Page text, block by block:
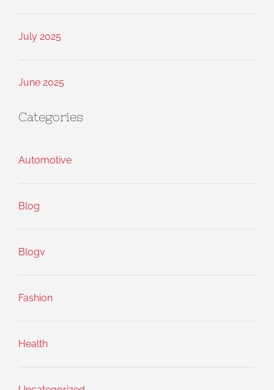
July 2025
June 2025
Categories
Automotive
Blog
Blogv
Fashion
Health